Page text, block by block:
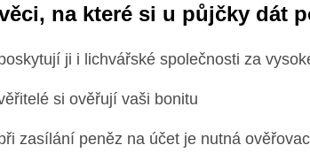
na které si u půjčky dát
ji i lichvářské společnosti za
si ověřují vaši bonitu
zasílání peněz na účet je nutná